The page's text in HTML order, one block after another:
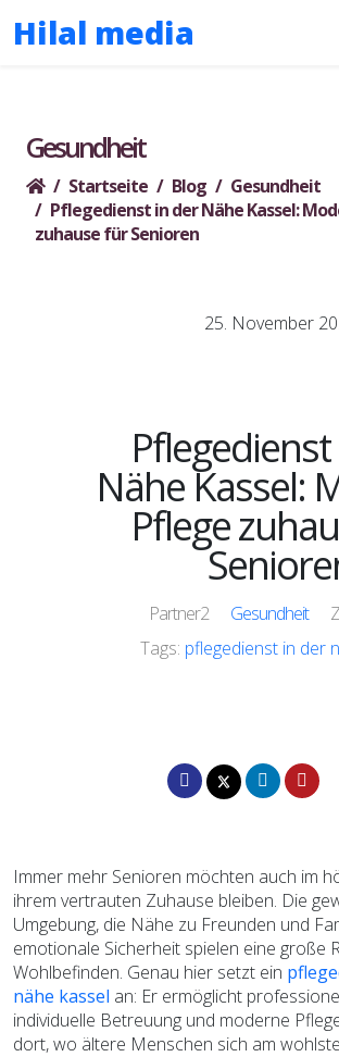
Hilal media
Gesundheit
Startseite Blog
Gesundheit
Pflegedienst in der Nähe Kassel:
zuhause für Senioren
25. November
Nähe Kassel:
Pflege
Partner2 Gesundheit
Tags: pflegedienst in der
Immer mehr Senioren möchten auch im
ihrem vertrauten Zuhause bleiben. Die
Umgebung, die Nähe zu Freunden und
emotionale Sicherheit spielen eine große
Wohlbefinden. Genau hier setzt ein
nähe kassel an: Er ermöglicht
individuelle Betreuung und moderne
dort, wo ältere Menschen sich am